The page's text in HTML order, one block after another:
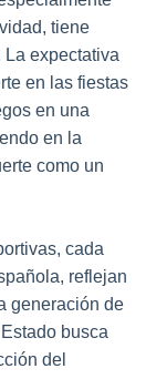
tiene
La expectativa
en las fiestas
en una
en la
como un
cada
reflejan
generación de
busca
del